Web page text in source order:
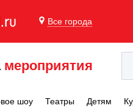
Все города
мероприятия
шоу Театры Детям